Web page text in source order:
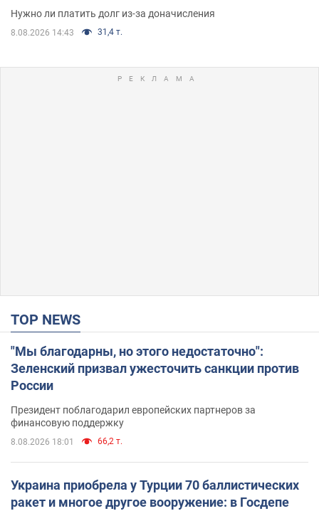
Нужно ли платить долг из-за доначисления
8.08.2026 14:43 31,4 т.
TOP NEWS
"Мы благодарны, но этого недостаточно":
Зеленский призвал ужесточить санкции против
России
Президент поблагодарил европейских партнеров за
финансовую поддержку
8.08.2026 18:01 66,2 т.
Украина приобрела у Турции 70 баллистических
ракет и многое другое вооружение: в Госдепе